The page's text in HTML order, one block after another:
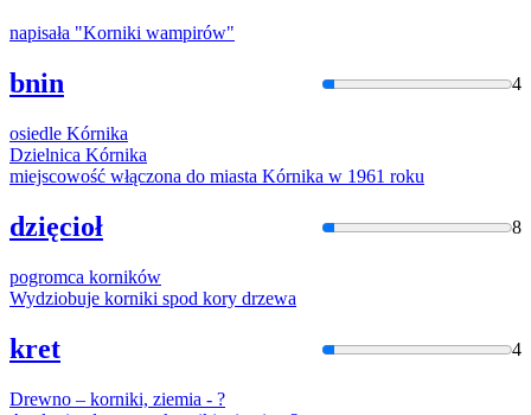
napisała "Korniki wampirów"
bnin 4
osiedle Kórnika
Dzielnica Kórnika
miejscowość włączona do miasta Kórnika w 1961 roku
dzięcioł 8
pogromca korników
Wydziobuje korniki spod kory drzewa
kret 4
Drewno – korniki, ziemia - ?